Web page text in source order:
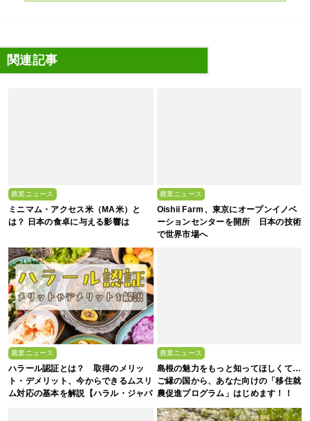
関連記事
農業ニュース
ミニマム・アクセス米（MA米）と
は？ 日本の食卓に与える影響は
農業ニュース
Oishii Farm、東京にオープンイノベ
ーションセンターを開所 日本の技術
で世界市場へ
農業ニュース
ハラール認証とは？ 取得のメリッ
ト・デメリット、今からできるムスリ
ム対応の基本を解説【ハラル・ジャパ
農業ニュース
島根の魅力をもっと知ってほしくて…
ご縁の国から、あなた向けの「移住就
農促進プログラム」はじめます！！